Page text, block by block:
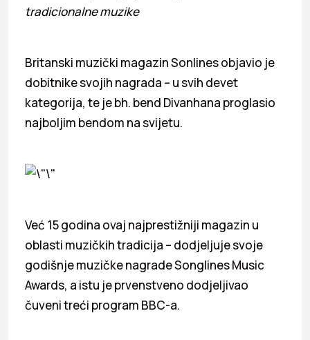
tradicionalne muzike
Britanski muzički magazin Sonlines objavio je
dobitnike svojih nagrada – u svih devet
kategorija, te je bh. bend Divanhana proglasio
najboljim bendom na svijetu.
Već 15 godina ovaj najprestižniji magazin u
oblasti muzičkih tradicija – dodjeljuje svoje
godišnje muzičke nagrade Songlines Music
Awards, a istu je prvenstveno dodjeljivao
čuveni treći program BBC-a.